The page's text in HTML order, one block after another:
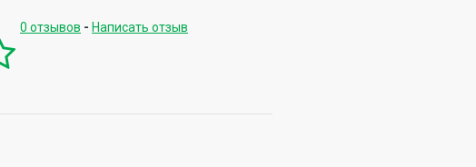
0 отзывов - Написать отзыв